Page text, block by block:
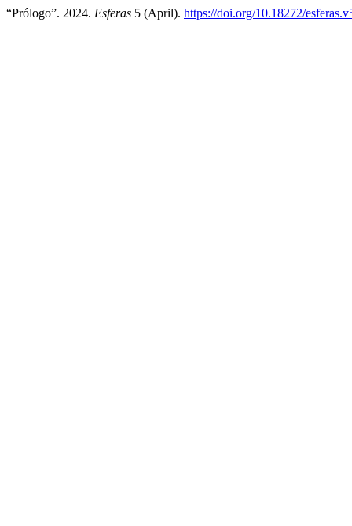
“Prólogo”. 2024. Esferas 5 (April). https://doi.org/10.18272/